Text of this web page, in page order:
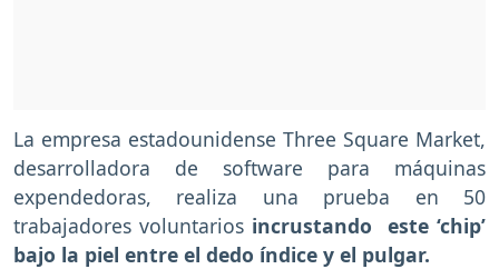
La empresa estadounidense Three Square Market,
desarrolladora de software para máquinas
expendedoras, realiza una prueba en 50
trabajadores voluntarios incrustando este ‘chip’
bajo la piel entre el dedo índice y el pulgar.